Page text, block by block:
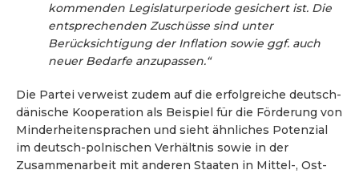
kommenden Legislaturperiode gesichert ist. Die
entsprechenden Zuschüsse sind unter
Berücksichtigung der Inflation sowie ggf. auch
neuer Bedarfe anzupassen.“
Die Partei verweist zudem auf die erfolgreiche deutsch-
dänische Kooperation als Beispiel für die Förderung von
Minderheitensprachen und sieht ähnliches Potenzial
im deutsch-polnischen Verhältnis sowie in der
Zusammenarbeit mit anderen Staaten in Mittel-, Ost-